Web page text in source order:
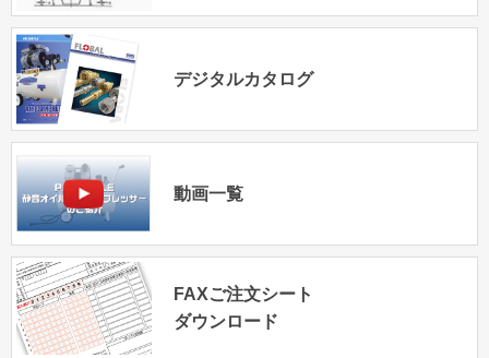
デジタルカタログ
動画一覧
FAXご注文シート
ダウンロード